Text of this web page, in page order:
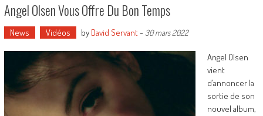
Angel Olsen Vous Offre Du Bon Temps
News Vidéos by David Servant- 30 mars 2022
Angel Olsen
vient
d’annoncer la
sortie de son
nouvel album,